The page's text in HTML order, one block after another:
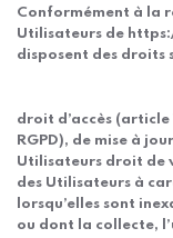
Conformément à la
Utilisateurs de
disposent des droits
droit d’accès
RGPD), de mise à
Utilisateurs droit de
des Utilisateurs à
lorsqu’elles sont
ou dont la collecte,